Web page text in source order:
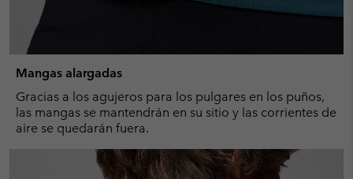
Mangas alargadas
Gracias a los agujeros para los pulgares en los puños,
las mangas se mantendrán en su sitio y las corrientes de
aire se quedarán fuera.